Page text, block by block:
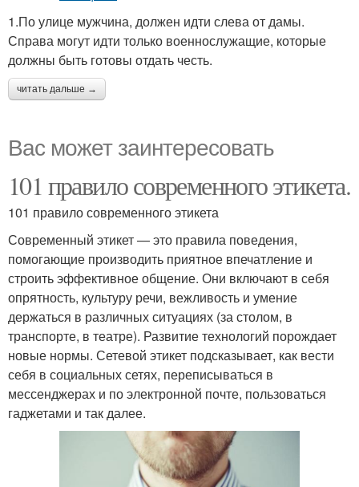
1.По улице мужчина, должен идти слева от дамы.
Справа могут идти только военнослужащие, которые
должны быть готовы отдать честь.
читать дальше →
Вас может заинтересовать
101 правило современного этикета.
101 правило современного этикета
Современный этикет — это правила поведения,
помогающие производить приятное впечатление и
строить эффективное общение. Они включают в себя
опрятность, культуру речи, вежливость и умение
держаться в различных ситуациях (за столом, в
транспорте, в театре). Развитие технологий порождает
новые нормы. Сетевой этикет подсказывает, как вести
себя в социальных сетях, переписываться в
мессенджерах и по электронной почте, пользоваться
гаджетами и так далее.